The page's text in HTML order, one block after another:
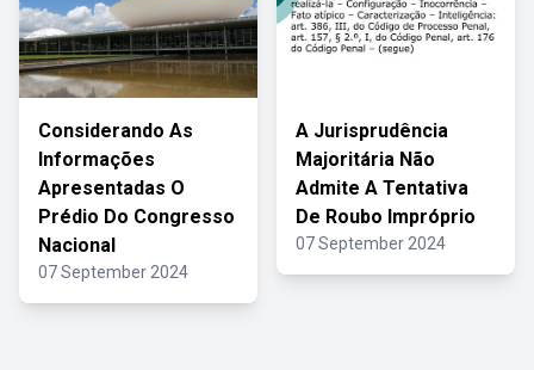
Considerando As
Informações
Apresentadas O
Prédio Do Congresso
Nacional
07 September 2024
A Jurisprudência
Majoritária Não
Admite A Tentativa
De Roubo Impróprio
07 September 2024